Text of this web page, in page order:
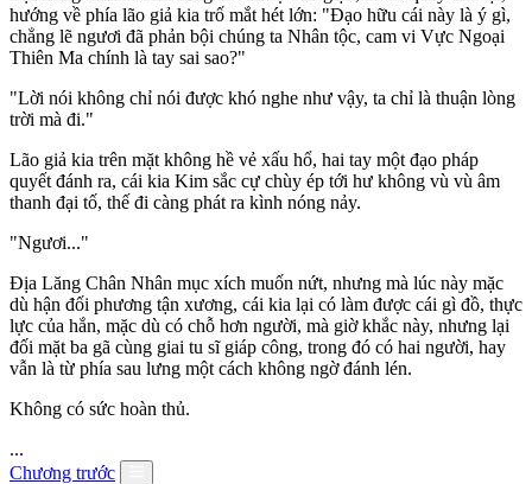
hướng về phía lão giả kia trố mắt hét lớn: "Đạo hữu cái này là ý gì,
chẳng lẽ ngươi đã phản bội chúng ta Nhân tộc, cam vi Vực Ngoại
Thiên Ma chính là tay sai sao?"
"Lời nói không chỉ nói được khó nghe như vậy, ta chỉ là thuận lòng
trời mà đi."
Lão giả kia trên mặt không hề vẻ xấu hổ, hai tay một đạo pháp
quyết đánh ra, cái kia Kim sắc cự chùy ép tới hư không vù vù âm
thanh đại tố, thế đi càng phát ra kình nóng nảy.
"Ngươi..."
Địa Lăng Chân Nhân mục xích muốn nứt, nhưng mà lúc này mặc
dù hận đối phương tận xương, cái kia lại có làm được cái gì đồ, thực
lực của hắn, mặc dù có chỗ hơn người, mà giờ khắc này, nhưng lại
đối mặt ba gã cùng giai tu sĩ giáp công, trong đó có hai người, hay
vẫn là từ phía sau lưng một cách không ngờ đánh lén.
Không có sức hoàn thủ.
...
Chương trước